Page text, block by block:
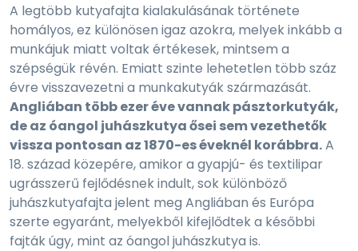
A legtöbb kutyafajta kialakulásának története
homályos, ez különösen igaz azokra, melyek inkább a
munkájuk miatt voltak értékesek, mintsem a
szépségük révén. Emiatt szinte lehetetlen több száz
évre visszavezetni a munkakutyák származását.
Angliában több ezer éve vannak pásztorkutyák,
de az óangol juhászkutya ősei sem vezethetők
vissza pontosan az 1870-es éveknél korábbra.A
18. század közepére, amikor a gyapjú- és textilipar
ugrásszerű fejlődésnek indult, sok különböző
juhászkutyafajta jelent meg Angliában és Európa
szerte egyaránt, melyekből kifejlődtek a későbbi
fajták úgy, mint az óangol juhászkutya is.